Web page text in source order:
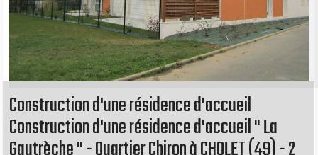
Construction d'une résidence d'accueil
Construction d'une résidence d'accueil " La